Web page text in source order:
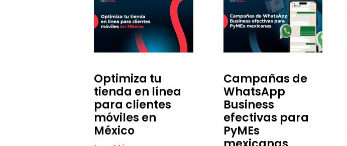
Optimiza tu
tienda en línea
para clientes
móviles en
México
Campañas de
WhatsApp
Business
efectivas para
PyMEs